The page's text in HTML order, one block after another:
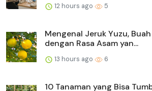
12 hours ago 5
Mengenal Jeruk Yuzu,
dengan Rasa Asam yan...
13 hours ago 6
10 Tanaman yang Bisa